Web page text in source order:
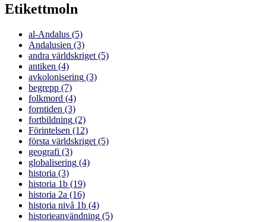
Etikettmoln
al-Andalus (5)
Andalusien (3)
andra världskriget (5)
antiken (4)
avkolonisering (3)
begrepp (7)
folkmord (4)
forntiden (3)
fortbildning (2)
Förintelsen (12)
första världskriget (5)
geografi (3)
globalisering (4)
historia (3)
historia 1b (19)
historia 2a (16)
historia nivå 1b (4)
historieanvändning (5)